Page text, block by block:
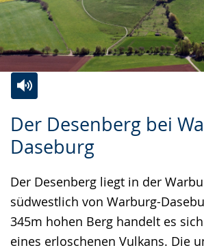
Der Desenberg bei
Daseburg
Der Desenberg liegt in der
südwestlich von Warburg-
345m hohen Berg handelt es
eines erloschenen Vulkans. Die
Leichten
Sprache
Audio-
Unterstützung.
Video
in
Gebärdensprache
wird
angezeigt.